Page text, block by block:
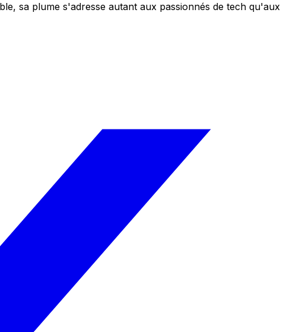
sa plume s'adresse autant aux passionnés de tech qu'aux